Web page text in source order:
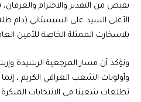
بفيض من التقدير والاحترام
الأعلى السيد علي السيستاني (دام
بلاسخارت الممثلة الخاصة للأمين
ونؤكد أن مسار المرجعية الرشيدة
وأولويات الشعب العراقي الكريم ،
تطلعات شعبنا في الانتخابات المبكرة